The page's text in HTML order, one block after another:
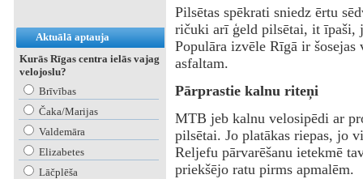
Aktuālā aptauja
Kurās Rīgas centra ielās vajag
velojoslu?
Brīvības
Čaka/Marijas
Valdemāra
Elizabetes
Lāčplēša
‌Pilsētas spēkrati sniedz ērtu
ričuki arī ģeld pilsētai, it īpaši,
Populāra izvēle Rīgā ir
asfaltam.
‌Pārprastie kalnu riteņi
‌MTB jeb kalnu velosipēdi ar
pilsētai. Jo platākas riepas, jo
Reljefu pārvarēšanu ietekmē
priekšējo ratu pirms apmalēm.